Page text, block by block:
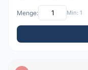
Menge: Min: 1